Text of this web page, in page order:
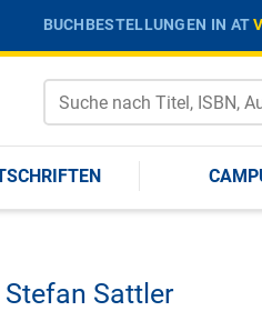
BUCHBESTELLUNGEN IN AT
Stefan Sattler